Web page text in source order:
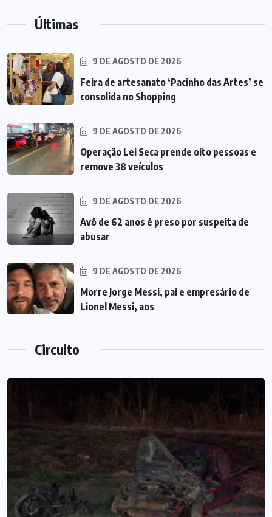
Últimas
9 DE AGOSTO DE 2026
Feira de artesanato ‘Pacinho das Artes’ se
consolida no Shopping
9 DE AGOSTO DE 2026
Operação Lei Seca prende oito pessoas e
remove 38 veículos
9 DE AGOSTO DE 2026
Avô de 62 anos é preso por suspeita de
abusar
9 DE AGOSTO DE 2026
Morre Jorge Messi, pai e empresário de
Lionel Messi, aos
Circuito